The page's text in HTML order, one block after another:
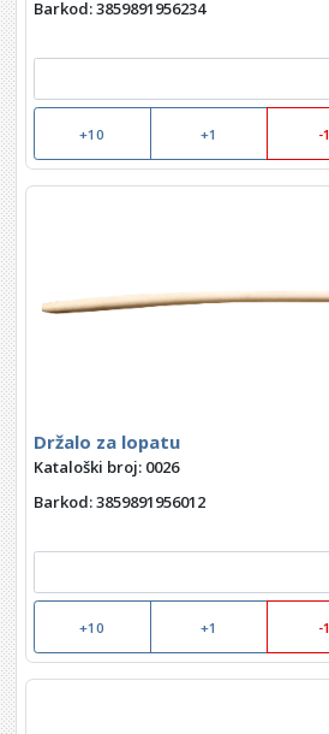
Barkod: 3859891956234
+10 +1 -1
Držalo za lopatu
Kataloški broj: 0026
Barkod: 3859891956012
+10 +1 -1